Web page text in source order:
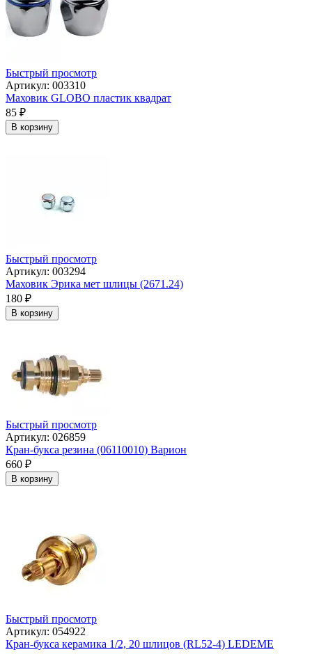
Быстрый просмотр
Артикул: 003310
Маховик GLOBO пластик квадрат
85 ₽
В корзину
Быстрый просмотр
Артикул: 003294
Маховик Эрика мет шлицы (2671.24)
180 ₽
В корзину
Быстрый просмотр
Артикул: 026859
Кран-букса резина (06110010) Варион
660 ₽
В корзину
Быстрый просмотр
Артикул: 054922
Кран-букса керамика 1/2, 20 шлицов (RL52-4) LEDEME